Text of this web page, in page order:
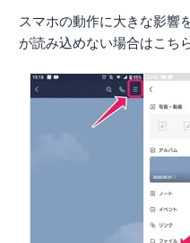
スマホの動作に大きな影響
が読み込めない場合はこち